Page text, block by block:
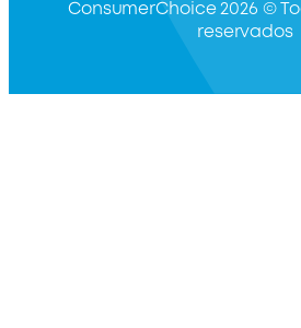
ConsumerChoice 2026 ©
reservados